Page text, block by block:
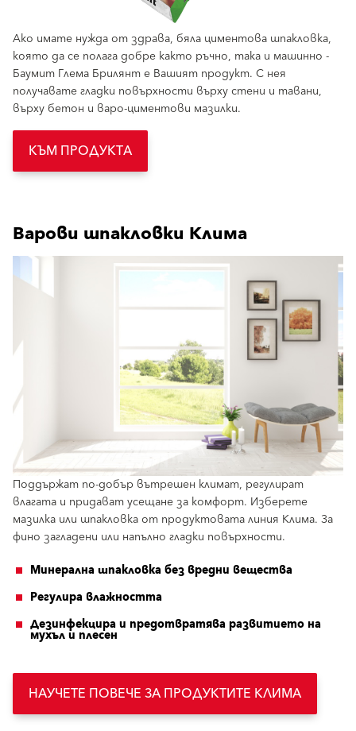
Ако имате нужда от здрава, бяла циментова шпакловка,
която да се полага добре както ръчно, така и машинно -
Баумит Глема Брилянт е Вашият продукт. С нея
получавате гладки повърхности върху стени и тавани,
върху бетон и варо-циментови мазилки.
КЪМ ПРОДУКТА
Варови шпакловки Клима
Поддържат по-добър вътрешен климат, регулират
влагата и придават усещане за комфорт. Изберете
мазилка или шпакловка от продуктовата линия Клима. За
фино загладени или напълно гладки повърхности.
Минерална шпакловка без вредни вещества
Регулира влажността
Дезинфекцира и предотвратява развитието на
мухъл и плесен
НАУЧЕТЕ ПОВЕЧЕ ЗА ПРОДУКТИТЕ КЛИМА